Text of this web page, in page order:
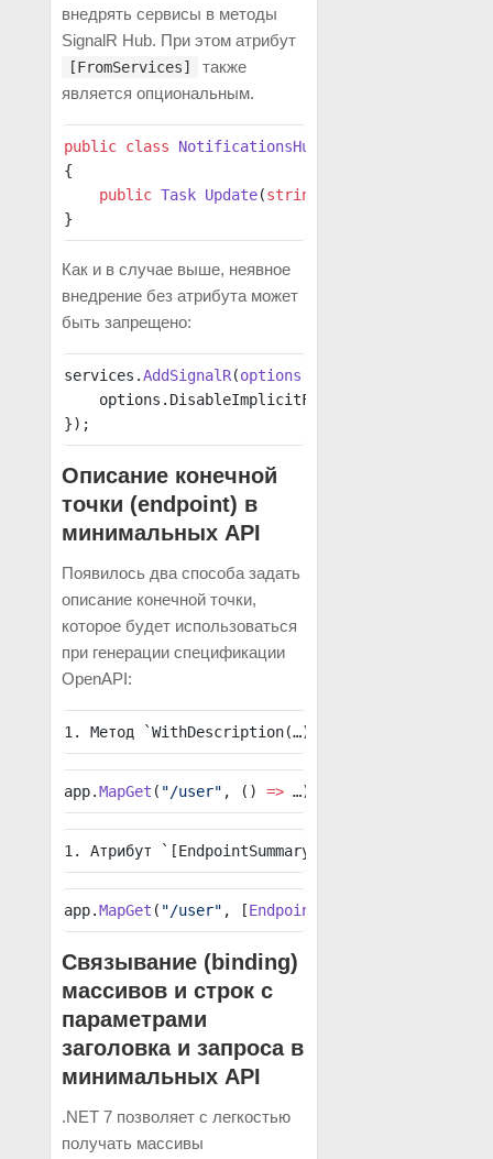
внедрять сервисы в методы
SignalR Hub. При этом атрибут
[FromServices]
также
является опциональным.
public class NotificationsHub
{
    public
Task Update(string
}
Как и в случае выше, неявное
внедрение без атрибута может
быть запрещено:
services.AddSignalR(options
});
Описание конечной
точки (endpoint) в
минимальных API
Появилось два способа задать
описание конечной точки,
которое будет использоваться
при генерации спецификации
OpenAPI:
1. Метод `WithDescription(…)` :
app.MapGet ( "/user" , () => …).
1. Атрибут `[EndpointSummary]`:
app.MapGet ( "/user" , [EndpointSummary
Связывание (binding)
массивов и строк с
параметрами
заголовка и запроса в
минимальных API
.NET 7 позволяет с легкостью
получать массивы